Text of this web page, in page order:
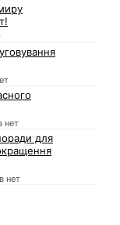
нет
для
нет